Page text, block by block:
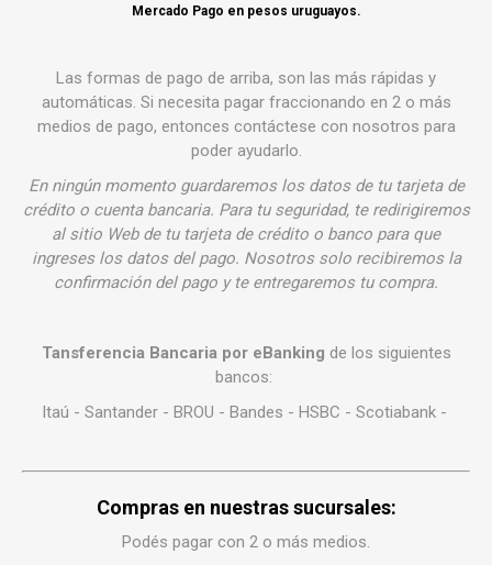
Mercado Pago en pesos uruguayos.
Las formas de pago de arriba, son las más rápidas y
automáticas. Si necesita pagar fraccionando en 2 o más
medios de pago, entonces contáctese con nosotros para
poder ayudarlo.
En ningún momento guardaremos los datos de tu tarjeta de
crédito o cuenta bancaria. Para tu seguridad, te redirigiremos
al sitio Web de tu tarjeta de crédito o banco para que
ingreses los datos del pago. Nosotros solo recibiremos la
confirmación del pago y te entregaremos tu compra.
Tansferencia Bancaria por eBanking de los siguientes
bancos:
Itaú - Santander - BROU - Bandes - HSBC - Scotiabank -
Compras en nuestrassucursales:
Podés pagar con 2 o más medios.